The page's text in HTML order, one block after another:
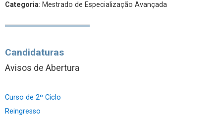
Categoria: Mestrado de Especialização Avançada
Candidaturas
Avisos de Abertura
Curso de 2º Ciclo
Reingresso